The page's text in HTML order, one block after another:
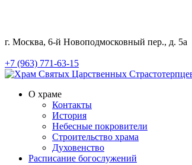
г. Москва, 6-й Новоподмосковный пер., д. 5а
+7 (963) 771-63-15
О храме
Контакты
История
Небесные покровители
Строительство храма
Духовенство
Расписание богослужений